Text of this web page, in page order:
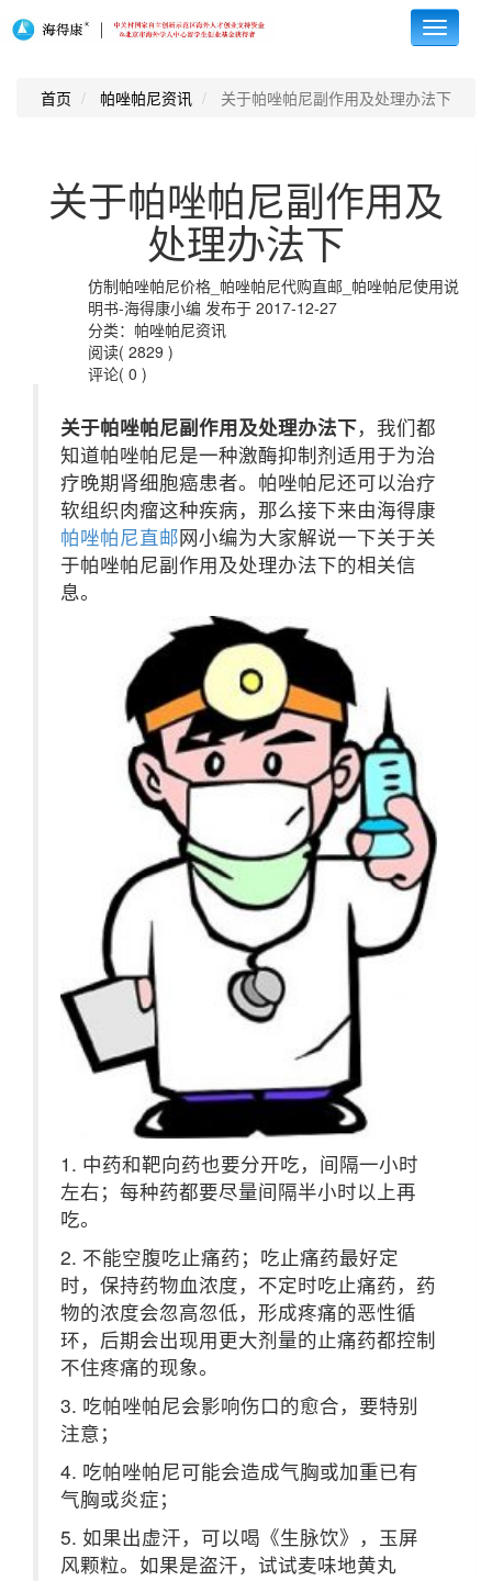
Toggle
首页 帕唑帕尼资讯 关于帕唑帕尼副作用及处理办法下
关于帕唑帕尼副作用及
处理办法下
仿制帕唑帕尼价格_帕唑帕尼代购直邮_帕唑帕尼使用说
明书-海得康小编 发布于 2017-12-27
分类：帕唑帕尼资讯
阅读( 2829 )
评论( 0 )
关于帕唑帕尼副作用及处理办法下，我们都
知道帕唑帕尼是一种激酶抑制剂适用于为治
疗晚期肾细胞癌患者。帕唑帕尼还可以治疗
软组织肉瘤这种疾病，那么接下来由海得康
帕唑帕尼直邮网小编为大家解说一下关于关
于帕唑帕尼副作用及处理办法下的相关信
息。
1. 中药和靶向药也要分开吃，间隔一小时
左右；每种药都要尽量间隔半小时以上再
吃。
2. 不能空腹吃止痛药；吃止痛药最好定
时，保持药物血浓度，不定时吃止痛药，药
物的浓度会忽高忽低，形成疼痛的恶性循
环，后期会出现用更大剂量的止痛药都控制
不住疼痛的现象。
3. 吃帕唑帕尼会影响伤口的愈合，要特别
注意；
4. 吃帕唑帕尼可能会造成气胸或加重已有
气胸或炎症；
5. 如果出虚汗，可以喝《生脉饮》，玉屏
风颗粒。如果是盗汗，试试麦味地黄丸